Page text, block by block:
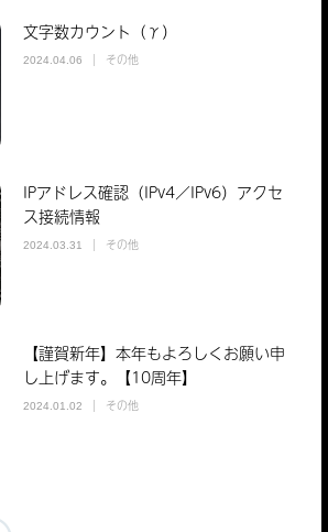
文字数カウント（γ）
2024.04.06 その他
IPアドレス確認（IPv4／IPv6）アクセ
ス接続情報
2024.03.31 その他
【謹賀新年】本年もよろしくお願い申
し上げます。【10周年】
2024.01.02 その他